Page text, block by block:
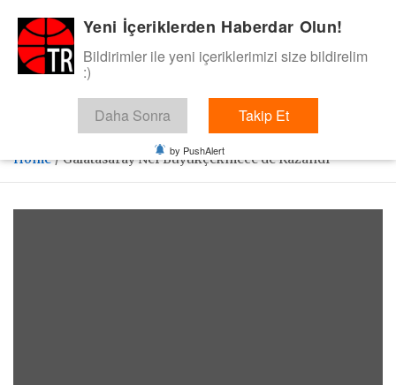
content
BasketTR
Sol dip çizgiden bir basket de bizden gelsin dedik.
Home Galatasaray Nef Büyükçekmece’de Kazandı
Yeni İçeriklerden Haberdar Olun!
Bildirimler ile yeni içeriklerimizi size bildirelim
:)
Daha Sonra Takip Et
by PushAlert